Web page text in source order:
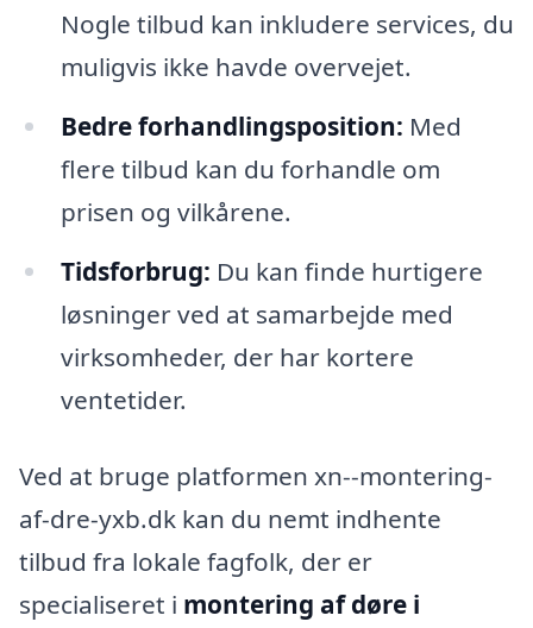
Nogle tilbud kan inkludere services, du
muligvis ikke havde overvejet.
Bedre forhandlingsposition: Med
flere tilbud kan du forhandle om
prisen og vilkårene.
Tidsforbrug: Du kan finde hurtigere
løsninger ved at samarbejde med
virksomheder, der har kortere
ventetider.
Ved at bruge platformen xn--montering-
af-dre-yxb.dk kan du nemt indhente
tilbud fra lokale fagfolk, der er
specialiseret i montering af døre i